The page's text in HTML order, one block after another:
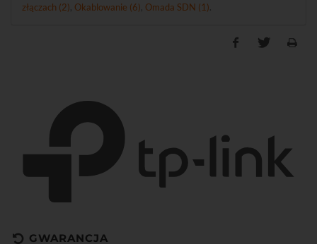
złączach (2) Okablowanie (6) Omada SDN (1)
GWARANCJA